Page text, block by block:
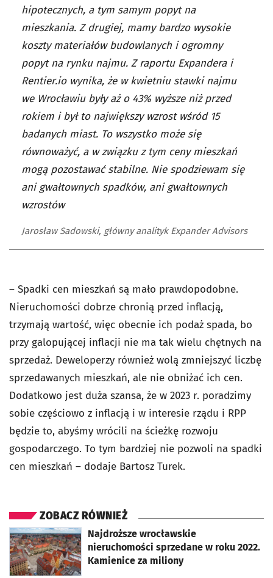
hipotecznych, a tym samym popyt na
mieszkania. Z drugiej, mamy bardzo wysokie
koszty materiałów budowlanych i ogromny
popyt na rynku najmu. Z raportu Expandera i
Rentier.io wynika, że w kwietniu stawki najmu
we Wrocławiu były aż o 43% wyższe niż przed
rokiem i był to największy wzrost wśród 15
badanych miast. To wszystko może się
równoważyć, a w związku z tym ceny mieszkań
mogą pozostawać stabilne. Nie spodziewam się
ani gwałtownych spadków, ani gwałtownych
wzrostów
Jarosław Sadowski, główny analityk Expander Advisors
– Spadki cen mieszkań są mało prawdopodobne.
Nieruchomości dobrze chronią przed inflacją,
trzymają wartość, więc obecnie ich podaż spada, bo
przy galopującej inflacji nie ma tak wielu chętnych na
sprzedaż. Deweloperzy również wolą zmniejszyć liczbę
sprzedawanych mieszkań, ale nie obniżać ich cen.
Dodatkowo jest duża szansa, że w 2023 r. poradzimy
sobie częściowo z inflacją i w interesie rządu i RPP
będzie to, abyśmy wrócili na ścieżkę rozwoju
gospodarczego. To tym bardziej nie pozwoli na spadki
cen mieszkań – dodaje Bartosz Turek.
ZOBACZ RÓWNIEŻ
Najdroższe wrocławskie
nieruchomości sprzedane w roku 2022.
Kamienice za miliony
otworzy się w nowej karcie